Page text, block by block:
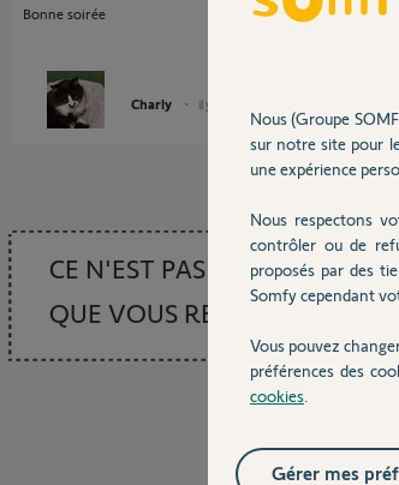
Bonne soirée
Charly il y a presque 2 ans
CE N'EST PAS CE
QUE VOUS RECHERCHEZ
Nous (Groupe
sur notre site pour
une expérience
Nous respectons
contrôler ou de
proposés par des
Somfy cependant
Vous pouvez
préférences des
cookies
Gérer mes